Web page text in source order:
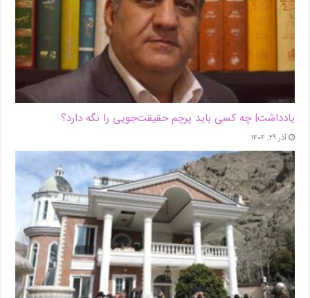
یادداشت| ‌چه کسی باید پرچم حقیقت‌جویی را نگه دارد؟
آذر ۲۹, ۱۴۰۴